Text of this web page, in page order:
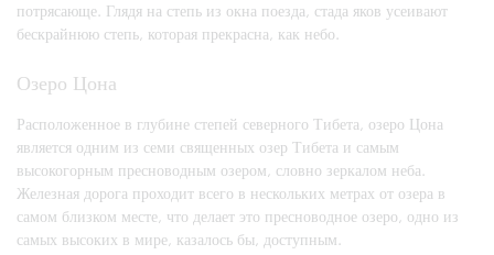
потрясающе. Глядя на степь из окна поезда, стада яков усеивают
бескрайнюю степь, которая прекрасна, как небо.
Озеро Цона
Расположенное в глубине степей северного Тибета, озеро Цона
является одним из семи священных озер Тибета и самым
высокогорным пресноводным озером, словно зеркалом неба.
Железная дорога проходит всего в нескольких метрах от озера в
самом близком месте, что делает это пресноводное озеро, одно из
самых высоких в мире, казалось бы, доступным.